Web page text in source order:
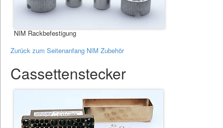
NIM Rackbefestigung
Zurück zum Seitenanfang NIM Zubehör
Cassettenstecker